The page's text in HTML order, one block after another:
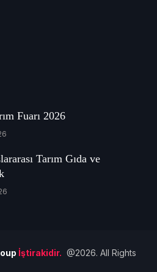
Fuarı 2026
Tarım Gıda ve
İştirakidir. @2026. All Rights